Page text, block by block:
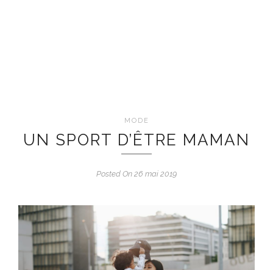
MODE
UN SPORT D’ÊTRE MAMAN
Posted On 26 mai 2019